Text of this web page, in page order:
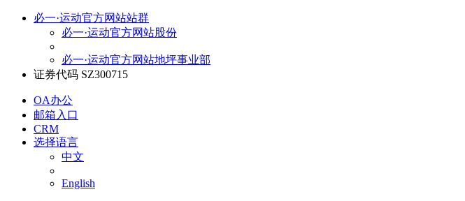
必一·运动官方网站站群
必一·运动官方网站股份
必一·运动官方网站地坪事业部
证券代码 SZ300715
OA办公
邮箱入口
CRM
选择语言
中文
English